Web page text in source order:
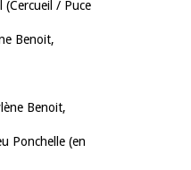
(Cercueil / Puce
Benoit,
Benoit,
Ponchelle (en